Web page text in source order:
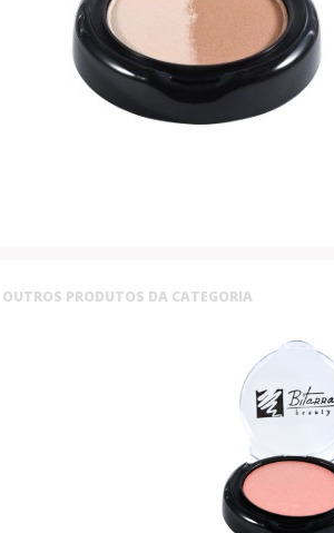
OUTROS PRODUTOS DA CATEGORIA